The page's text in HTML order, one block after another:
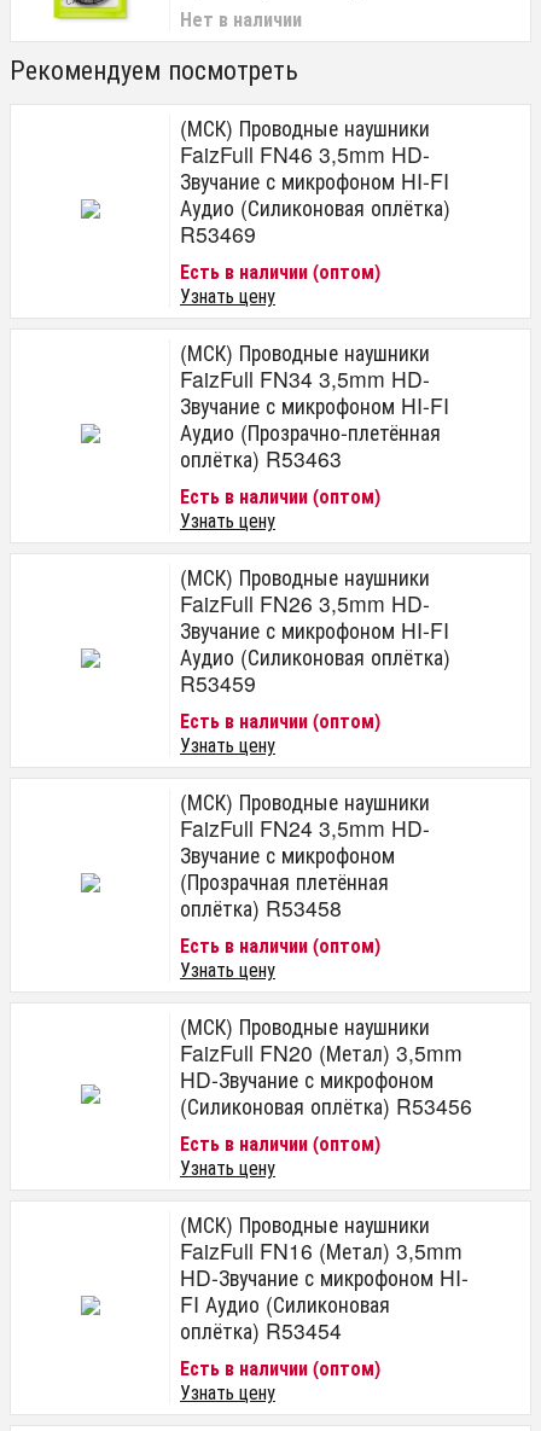
Нет в наличии
Рекомендуем посмотреть
(МСК) Проводные наушники
FaizFull FN46 3,5mm HD-
Звучание с микрофоном HI-FI
Аудио (Силиконовая оплётка)
R53469
Есть в наличии (оптом)
Узнать цену
(МСК) Проводные наушники
FaizFull FN34 3,5mm HD-
Звучание с микрофоном HI-FI
Аудио (Прозрачно-плетённая
оплётка) R53463
Есть в наличии (оптом)
Узнать цену
(МСК) Проводные наушники
FaizFull FN26 3,5mm HD-
Звучание с микрофоном HI-FI
Аудио (Силиконовая оплётка)
R53459
Есть в наличии (оптом)
Узнать цену
(МСК) Проводные наушники
FaizFull FN24 3,5mm HD-
Звучание с микрофоном
(Прозрачная плетённая
оплётка) R53458
Есть в наличии (оптом)
Узнать цену
(МСК) Проводные наушники
FaizFull FN20 (Метал) 3,5mm
HD-Звучание с микрофоном
(Силиконовая оплётка) R53456
Есть в наличии (оптом)
Узнать цену
(МСК) Проводные наушники
FaizFull FN16 (Метал) 3,5mm
HD-Звучание с микрофоном HI-
FI Аудио (Силиконовая
оплётка) R53454
Есть в наличии (оптом)
Узнать цену